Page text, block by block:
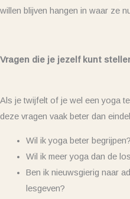
willen blijven hangen in waar ze
Vragen die je jezelf kunt
Als je twijfelt of je wel een yoga
deze vragen vaak beter dan
Wil ik yoga beter begrijpen?
Wil ik meer yoga dan de
Ben ik nieuwsgierig naar
lesgeven?